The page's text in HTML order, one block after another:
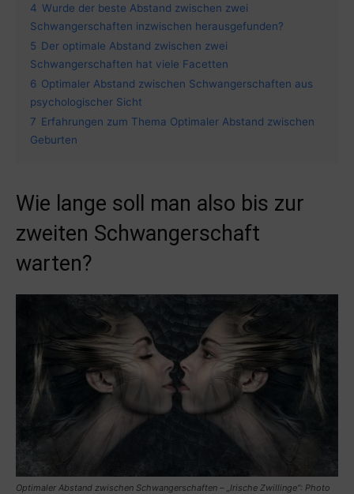
4 Wurde der beste Abstand zwischen zwei
Schwangerschaften inzwischen herausgefunden?
5 Der optimale Abstand zwischen zwei
Schwangerschaften hat viele Facetten
6 Optimaler Abstand zwischen Schwangerschaften aus
psychologischer Sicht
7 Erfahrungen zum Thema Optimaler Abstand zwischen
Geburten
Wie lange soll man also bis zur
zweiten Schwangerschaft
warten?
Optimaler Abstand zwischen Schwangerschaften – „Irische Zwillinge“: Photo